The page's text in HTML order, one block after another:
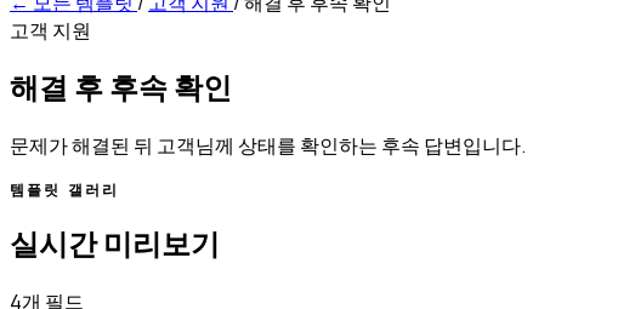
고객 지원
해결 후 후속 확인
문제가 해결된 뒤 고객님께 상태를 확인하는 후속 답변입니다.
템플릿 갤러리
실시간 미리보기
4개 필드